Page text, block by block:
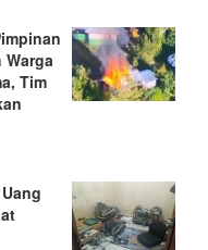
Warga
Tim